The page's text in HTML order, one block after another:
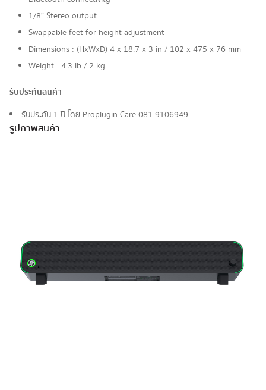
1/8” Stereo output
Swappable feet for height adjustment
Dimensions : (HxWxD) 4 x 18.7 x 3 in / 102 x 475 x 76 mm
Weight : 4.3 lb / 2 kg
รับประกันสินค้า
รับประกัน 1 ปี โดย Proplugin Care 081-9106949
รูปภาพสินค้า